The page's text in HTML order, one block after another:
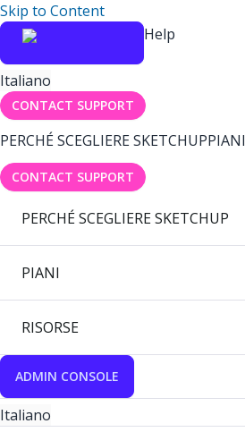
Skip to Content
Help
Italiano
CONTACT SUPPORT
PERCHÉ SCEGLIERE SKETCHUPPIANI
CONTACT SUPPORT
PERCHÉ SCEGLIERE SKETCHUP
PIANI
RISORSE
ADMIN CONSOLE
Italiano